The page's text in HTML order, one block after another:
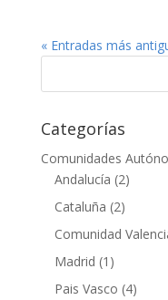
« Entradas más
Categorías
Comunidades
Andalucía (2)
Cataluña (2)
Comunidad
Madrid (1)
Pais Vasco (4)